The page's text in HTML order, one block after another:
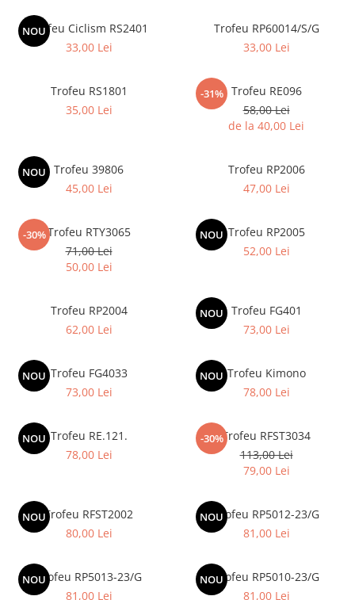
Ski
Tenis de camp
Alte ramuri sportive
NOU
Trofeu Ciclism RS2401
33,00 Lei
Trofeu RP60014/S/G
33,00 Lei
Trofeu RS1801
35,00 Lei
-31% Trofeu RE096
58,00 Lei
de la 40,00 Lei
NOU
Trofeu 39806
45,00 Lei
Trofeu RP2006
47,00 Lei
-30%
Trofeu RTY3065
71,00 Lei
50,00 Lei
NOU Trofeu RP2005
52,00 Lei
Trofeu RP2004
62,00 Lei
NOU
Trofeu FG401
73,00 Lei
NOU Trofeu FG4033
73,00 Lei
NOU Trofeu Kimono
78,00 Lei
NOU Trofeu RE.121.
78,00 Lei
-30%Trofeu RFST3034
113,00 Lei
79,00 Lei
NOUTrofeu RFST2002
80,00 Lei
NOUTrofeu RP5012-23/G
81,00 Lei
NOUTrofeu RP5013-23/G
81,00 Lei
NOUTrofeu RP5010-23/G
81,00 Lei